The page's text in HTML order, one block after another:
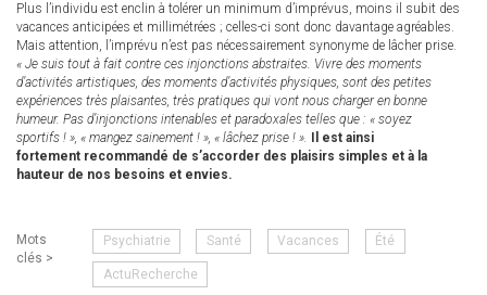
Plus l’individu est enclin à tolérer un minimum d’imprévus, moins il subit des
vacances anticipées et millimétrées ; celles-ci sont donc davantage agréables.
Mais attention, l’imprévu n’est pas nécessairement synonyme de lâcher prise.
« Je suis tout à fait contre ces injonctions abstraites. Vivre des moments
d’activités artistiques, des moments d’activités physiques, sont des petites
expériences très plaisantes, très pratiques qui vont nous charger en bonne
humeur. Pas d’injonctions intenables et paradoxales telles que : « soyez
sportifs ! », « mangez sainement ! », « lâchez prise ! ».
Il est ainsi
fortement recommandé de s’accorder des plaisirs simples et à la
hauteur de nos besoins et envies.
Mots
clés >
Psychiatrie Santé Vacances Été
ActuRecherche